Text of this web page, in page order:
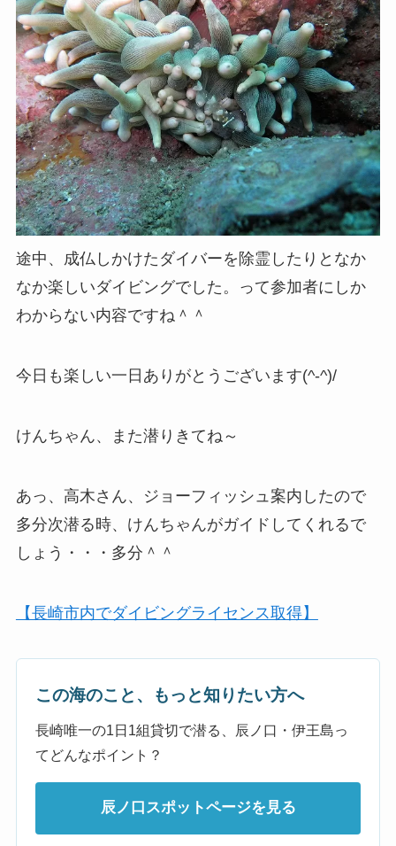
途中、成仏しかけたダイバーを除霊したりとなか
なか楽しいダイビングでした。って参加者にしか
わからない内容ですね＾＾
今日も楽しい一日ありがとうございます(^-^)/
けんちゃん、また潜りきてね～
あっ、高木さん、ジョーフィッシュ案内したので
多分次潜る時、けんちゃんがガイドしてくれるで
しょう・・・多分＾＾
【長崎市内でダイビングライセンス取得】
この海のこと、もっと知りたい方へ
長崎唯一の1日1組貸切で潜る、辰ノ口・伊王島っ
てどんなポイント？
辰ノ口スポットページを見る